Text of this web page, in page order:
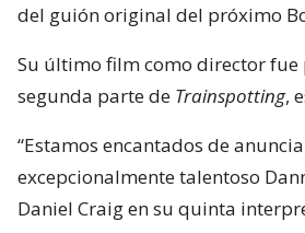
del guión original del próximo
Su último film como director fue
segunda parte de Trainspotting,
“Estamos encantados de
excepcionalmente talentoso
Daniel Craig en su quinta